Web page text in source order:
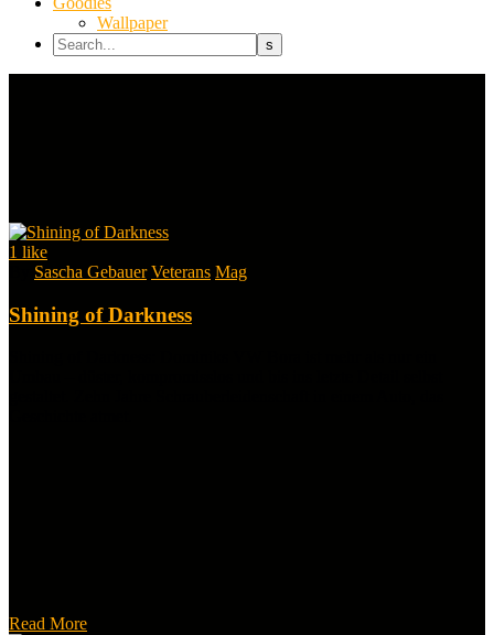
Wallpaper
1 like
Sascha Gebauer Veterans Mag
Shining of Darkness
Read More